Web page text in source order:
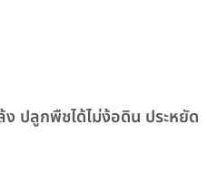
ปลูกพืชได้ไม่ง้อดิน ประหยัด